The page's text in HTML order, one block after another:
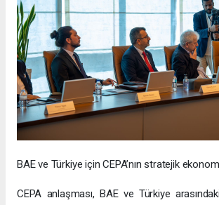
BAE ve Türkiye için CEPA’nın stratejik
CEPA anlaşması, BAE ve Türkiye